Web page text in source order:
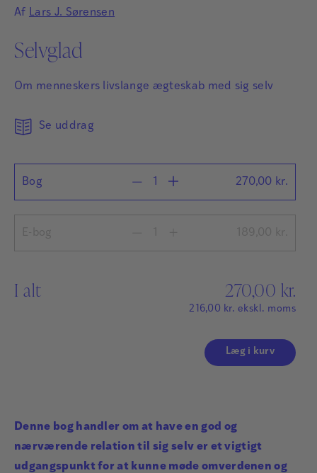
Af Lars J. Sørensen
Selvglad
Om menneskers livslange ægteskab med sig selv
Se uddrag
Bog 270,00 kr.
I alt 270,00 kr.
216,00 kr. ekskl. moms
Læg i kurv
Denne bog handler om at have en god og
nærværende relation til sig selv er et vigtigt
udgangspunkt for at kunne møde omverdenen og